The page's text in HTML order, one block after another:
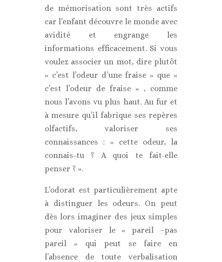
de mémorisation sont très actifs
car l’enfant découvre le monde avec
avidité et engrange les
informations efficacement. Si vous
voulez associer un mot, dire plutôt
« c’est l’odeur d’une fraise » que «
c’est l’odeur de fraise » , comme
nous l’avons vu plus haut. Au fur et
à mesure qu’il fabrique ses repères
olfactifs, valoriser ses
connaissances : « cette odeur, la
connais-tu ? A quoi te fait-elle
penser ? ».
L’odorat est particulièrement apte
à distinguer les odeurs. On peut
dès lors imaginer des jeux simples
pour valoriser le « pareil –pas
pareil » qui peut se faire en
l’absence de toute verbalisation